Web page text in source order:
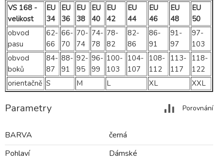
VS 168 -
velikost
EU
34
EU
36
EU
38
EU
40
EU
42
EU
44
EU
46
EU
48
EU
50
obvod
pasu
62-
66
66-
70
70-
74
74-
78
78-
82
82-
86
86-
91
91-
97
97-
103
obvod
boků
84-
87
88-
91
92-
95
96-
99
100-
103
104-
107
108-
112
113-
117
118-
122
orientačně S M L XL XXL
Parametry Porovnání
BARVA
černá
Pohlaví
Dámské